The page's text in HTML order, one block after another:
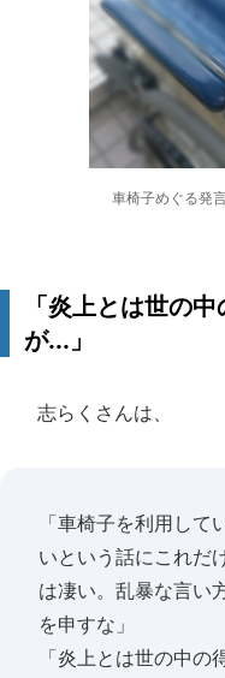
車椅子めぐる発
「炎上とは世の
が...」
志らくさんは、
「車椅子を利用し
いという話にこれだ
は凄い。乱暴な言い
を申すな」
「炎上とは世の中